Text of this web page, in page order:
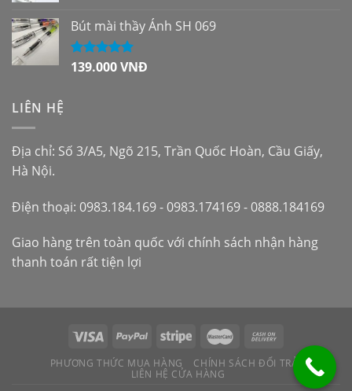
Bút mài thầy Ánh SH 069
Được xếp
139.000VNĐ
LIÊN HỆ
Địa chỉ: Số 3/A5, Ngõ 215, Trần Quốc Hoàn, Cầu Giấy,
Hà Nội.
Điện thoại: 0983.184.169 - 0983.174169 - 0888.184169
Giao hàng trên toàn quốc với chính sách nhận hàng
thanh toán rất tiện lợi
PHƯƠNG THỨC MUA HÀNG
CHÍNH SÁCH ĐỔI TRẢ
LIÊN HỆ CỬA HÀNG